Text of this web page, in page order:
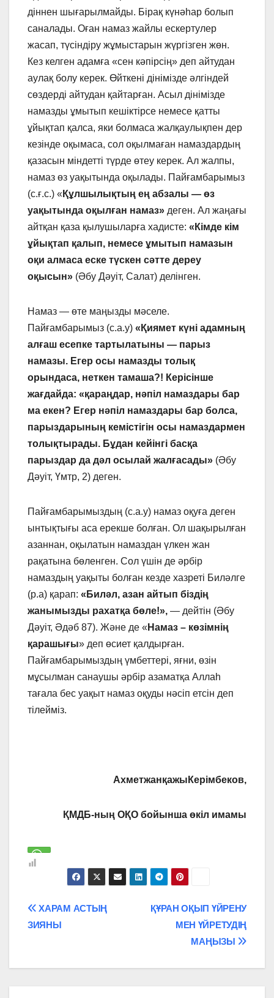
діннен шығарылмайды. Бірақ күнәһар болып
саналады. Оған намаз жайлы ескертулер
жасап, түсіндіру жұмыстарын жүргізген жөн.
Кез келген адамға «сен кәпірсің» деп айтудан
аулақ болу керек. Өйткені дінімізде әлгіндей
сөздерді айтудан қайтарған. Асыл дінімізде
намазды ұмытып кешіктірсе немесе қатты
ұйықтап қалса, яки болмаса жалқаулықпен дер
кезінде оқымаса, сол оқылмаған намаздардың
қазасын міндетті түрде өтеу керек. Ал жалпы,
намаз өз уақытында оқылады. Пайғамбарымыз
(с.ғ.с.) « Құлшылықтың ең абзалы — өз
уақытында оқылған намаз» деген. Ал жаңағы
айтқан қаза қылушыларға хадисте: «Кімде кім
ұйықтап қалып, немесе ұмытып намазын
оқи алмаса еске түскен сәтте дереу
оқысын» (Әбу Дәуіт, Салат) делінген.
Намаз — өте маңызды мәселе.
Пайғамбарымыз (с.а.у) «Қиямет күні адамның
алғаш есепке тартылатыны — парыз
намазы. Егер осы намазды толық
орындаса, неткен тамаша?! Керісінше
жағдайда: «қараңдар, нәпіл намаздары бар
ма екен? Егер нәпіл намаздары бар болса,
парыздарының кемістігін осы намаздармен
толықтырады. Бұдан кейінгі басқа
парыздар да дәл осылай жалғасады» (Әбу
Дәуіт, Үмтр, 2) деген.
Пайғамбарымыздың (с.а.у) намаз оқуға деген
ынтықтығы аса ерекше болған. Ол шақырылған
азаннан, оқылатын намаздан үлкен жан
рақатына бөленген. Сол үшін де әрбір
намаздың уақыты болған кезде хазреті Биләлге
(р.а) қарап: «Биләл, азан айтып біздің
жанымызды рахатқа бөле!», — дейтін (Әбу
Дәуіт, Әдәб 87). Және де « Намаз – көзімнің
қарашығы» деп өсиет қалдырған.
Пайғамбарымыздың үмбеттері, яғни, өзін
мұсылман санаушы әрбір азаматқа Аллаһ
тағала бес уақыт намаз оқуды нәсіп етсін деп
тілейміз.
Ахметжанқажы Керімбеков,
ҚМДБ-ның ОҚО бойынша өкіл имамы
Навигация
записям
ҚҰРАН ОҚЫП ҮЙРЕНУ
МЕН ҮЙРЕТУДІҢ
МАҢЫЗЫ
ХАРАМ АСТЫҢ
ЗИЯНЫ